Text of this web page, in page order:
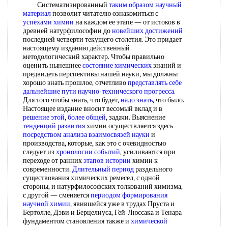
Систематизированный таким образомнаучный
материалпозволит читателю ознакомиться с
успехами химии на каждом ее этапе — от истоков в
древней натурфилософии доновейших достижений
последней четверти текущего столетия. Это придает
настоящему изданию действенный
методологический характер. Чтобы правильно
оценить нынешнеесостояние химическихзнаний и
предвидеть перспективы нашей науки, мы должны
хорошо знать прошлое, отчетливопредставлять себе
дальнейшие пути научно-технического прогресса.
Для того чтобы знать, что будет,надо знать, что было.
Настоящее издание вносит весомый вклад и в
решение этой,более общей, задачи. Выяснение
тенденций развитияхимии осуществляется здесь
посредством анализавзаимосвязей науки и
производства, которые, как это с очевидностью
следует из хронологии событий, усиливаются при
переходе от раннихэтапов истории химии к
современности. Длительный периодраздельного
существования химических ремесел, с одной
стороны, и натурфилософских толкований химизма,
с другой — сменяетсяпериодом формирования
научной химии, явившейся уже в трудах Пруста и
Бертолле, Дэви и Берцелиуса, Гей-Люссака и Тенара
фундаментом становления также и химической